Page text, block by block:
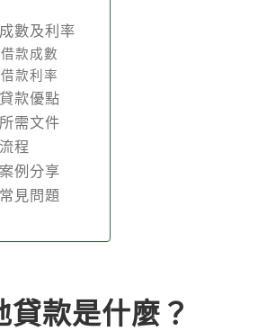
數及利率
款成數
款利率
款優點
需文件
程
例分享
見問題
貸款是什麼？